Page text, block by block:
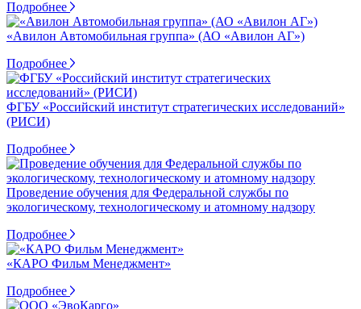
Подробнее
«Авилон Автомобильная группа» (АО «Авилон АГ»)
Подробнее
ФГБУ «Российский институт стратегических исследований»
(РИСИ)
Подробнее
Проведение обучения для Федеральной службы по
экологическому, технологическому и атомному надзору
Подробнее
«КАРО Фильм Менеджмент»
Подробнее